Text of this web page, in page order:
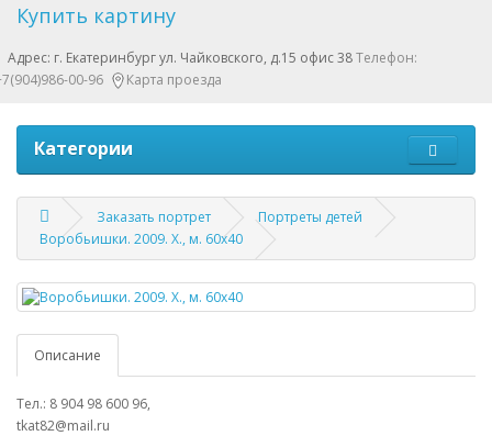
Купить картину
Адрес: г. Екатеринбург ул. Чайковского, д.15 офис 38Телефон:
00-96
Карта проезда
Категории
Заказать портрет
Портреты детей
Воробьишки. 2009. Х., м. 60х40
Описание
Тел.: 8 904 98 600 96,
tkat82@mail.ru